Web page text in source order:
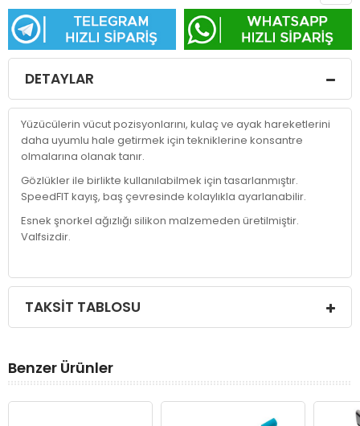
DETAYLAR
Yüzücülerin vücut pozisyonlarını, kulaç ve ayak hareketlerini
daha uyumlu hale getirmek için tekniklerine konsantre
olmalarına olanak tanır.
Gözlükler ile birlikte kullanılabilmek için tasarlanmıştır.
SpeedFIT kayış, baş çevresinde kolaylıkla ayarlanabilir.
Esnek şnorkel ağızlığı silikon malzemeden üretilmiştir.
Valfsizdir.
TAKSIT TABLOSU
Benzer Ürünler